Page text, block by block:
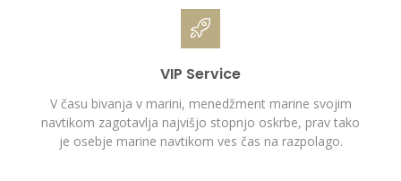
VIP Service
V času bivanja v marini, menedžment marine svojim
navtikom zagotavlja najvišjo stopnjo oskrbe, prav tako
je osebje marine navtikom ves čas na razpolago.